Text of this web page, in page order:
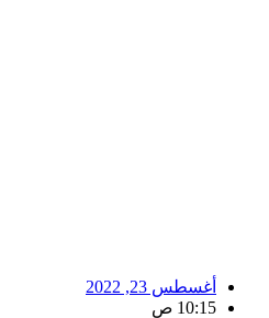
أغسطس 23, 2022
10:15 ص